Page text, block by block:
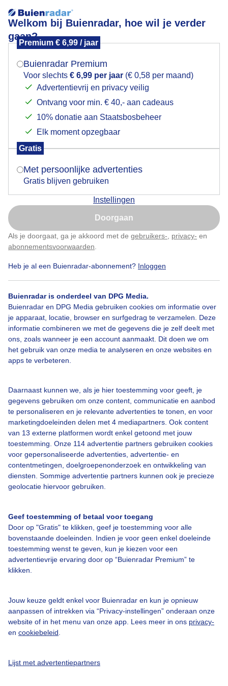
Welkom bij Buienradar, hoe wil je verder
gaan?
Premium € 6,99 / jaar
Buienradar Premium
Voor slechts € 6,99 per jaar (€ 0,58 per maand)
Advertentievrij en privacy veilig
Ontvang voor min. € 40,- aan cadeaus
10% donatie aan Staatsbosbeheer
Elk moment opzegbaar
Gratis
Met persoonlijke advertenties
Gratis blijven gebruiken
Instellingen
Doorgaan
Als je doorgaat, ga je akkoord met de gebruikers- privacy- en
abonnementsvoorwaarden
Heb je al een Buienradar-abonnement? Inloggen
Buienradar is onderdeel van DPG Media.
Buienradar en DPG Media gebruiken cookies om informatie over
je apparaat, locatie, browser en surfgedrag te verzamelen. Deze
informatie combineren we met de gegevens die je zelf deelt met
ons, zoals wanneer je een account aanmaakt. Dit doen we om
het gebruik van onze media te analyseren en onze websites en
apps te verbeteren.
Daarnaast kunnen we, als je hier toestemming voor geeft, je
gegevens gebruiken om onze content, communicatie en aanbod
te personaliseren en je relevante advertenties te tonen, en voor
marketingdoeleinden delen met 4 mediapartners. Ook content
van 13 externe platformen wordt enkel getoond met jouw
toestemming. Onze 114 advertentie partners gebruiken cookies
voor gepersonaliseerde advertenties, advertentie- en
contentmetingen, doelgroepenonderzoek en ontwikkeling van
diensten. Sommige advertentie partners kunnen ook je precieze
geolocatie hiervoor gebruiken.
Geef toestemming of betaal voor toegang
Door op "Gratis" te klikken, geef je toestemming voor alle
bovenstaande doeleinden. Indien je voor geen enkel doeleinde
toestemming wenst te geven, kun je kiezen voor een
advertentievrije ervaring door op “Buienradar Premium” te
klikken.
Jouw keuze geldt enkel voor Buienradar en kun je opnieuw
aanpassen of intrekken via “Privacy-instellingen” onderaan onze
website of in het menu van onze app. Lees meer in ons privacy-
en cookiebeleid
Lijst met advertentiepartners
Eta Aquariden Meteorenregen.
Aquariden Meteorenregen op de foto gezet. Het
betreft hier een gelaagde foto van 16 opnames.
Door: Hans Buls Gemaakt: 12-05-2024, 167x bekeken
Meteorenregen Sterren Aquariden
Bekijk slideshow
Een moment geduld aub...
Over Buienradar
Bedrijfsgegevens
Veelgestelde vragen
Contact
Toegankelijkheid
Adverteren
Buienradar Team
Privacy beleid
Privacy instellingen
Mogen we je locatie gebruiken voor het
Indien je hier nog geen akkoord op hebt gegeven,
verschijnt er zo een pop-up uit je browser waarin
Is goed, toon de popup
Nu niet, misschien later
Klik hierom dit aan te passen